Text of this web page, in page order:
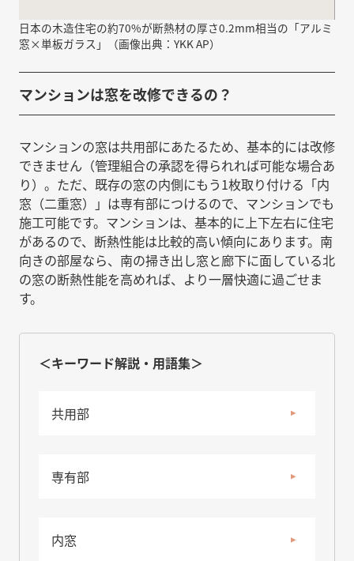
日本の木造住宅の約70%が断熱材の厚さ0.2mm相当の「アルミ
窓×単板ガラス」（画像出典：YKK AP）
マンションは窓を改修できるの？
マンションの窓は共用部にあたるため、基本的には改修
できません（管理組合の承認を得られれば可能な場合あ
り）。ただ、既存の窓の内側にもう1枚取り付ける「内
窓（二重窓）」は専有部につけるので、マンションでも
施工可能です。マンションは、基本的に上下左右に住宅
があるので、断熱性能は比較的高い傾向にあります。南
向きの部屋なら、南の掃き出し窓と廊下に面している北
の窓の断熱性能を高めれば、より一層快適に過ごせま
す。
＜キーワード解説・用語集＞
共用部
専有部
内窓